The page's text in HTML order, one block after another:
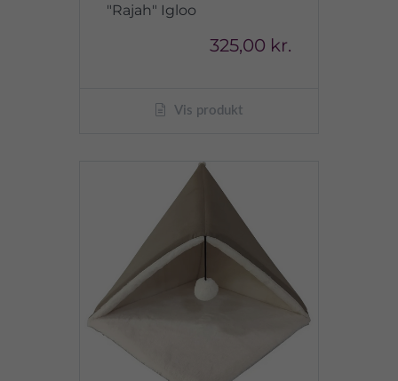
"Rajah" Igloo
325,00 kr.
Vis produkt